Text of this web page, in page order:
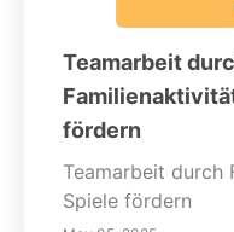
Teamarbeit
fördern
Teamarbeit durch
Spiele fördern